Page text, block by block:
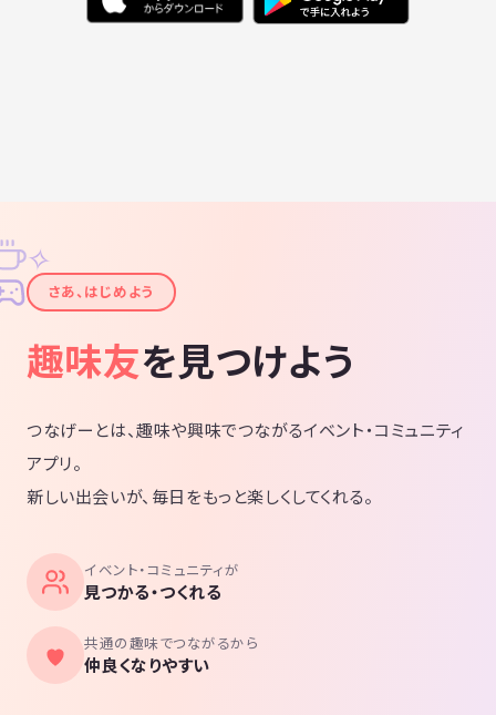
✦
✧
さあ、はじめよう
趣味友を見つけよう
つなげーとは、趣味や興味でつながるイベント・コミュニティ
アプリ。
新しい出会いが、毎日をもっと楽しくしてくれる。
イベント・コミュニティが
見つかる・つくれる
共通の趣味でつながるから
仲良くなりやすい